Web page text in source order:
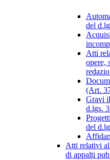
del
Atti
opere,
(Art.
Gravi
d.lgs.
del
Atti relativi
di appalti